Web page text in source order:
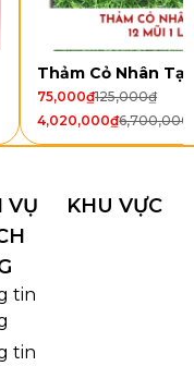
tròn
mềm trắng
Thảm Cỏ Nhân
125,000₫
75,000₫
6,700,000
4,020,000₫
VỤ
tin
tin
KHU VỰC